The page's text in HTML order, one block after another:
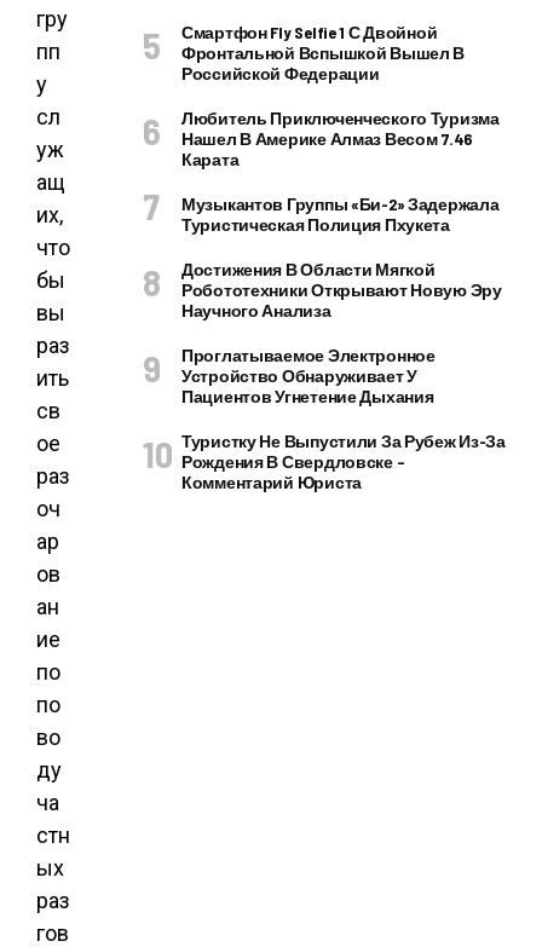
гру
пп
у
сл
уж
ащ
их,
что
бы
вы
раз
ить
св
ое
раз
оч
ар
ов
ан
ие
по
по
во
ду
ча
стн
ых
раз
гов
Смартфон Fly Selfie 1 С Двойной
Фронтальной Вспышкой Вышел В
Российской Федерации
Любитель Приключенческого Туризма
Нашел В Америке Алмаз Весом 7.46
Карата
Музыкантов Группы «Би-2» Задержала
Туристическая Полиция Пхукета
Достижения В Области Мягкой
Робототехники Открывают Новую Эру
Научного Анализа
Проглатываемое Электронное
Устройство Обнаруживает У
Пациентов Угнетение Дыхания
Туристку Не Выпустили За Рубеж Из-За
Рождения В Свердловске –
Комментарий Юриста